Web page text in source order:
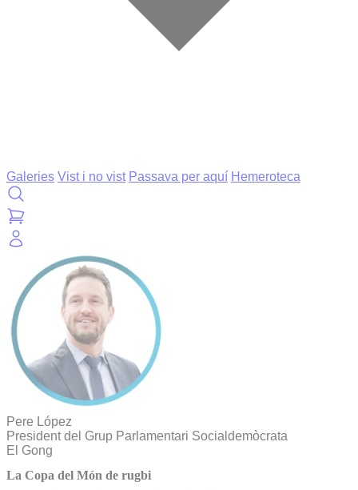
Galeries Vist i no vist Passava per aquí Hemeroteca
Pere López
President del Grup Parlamentari Socialdemòcrata
El Gong
La Copa del Món de rugbi